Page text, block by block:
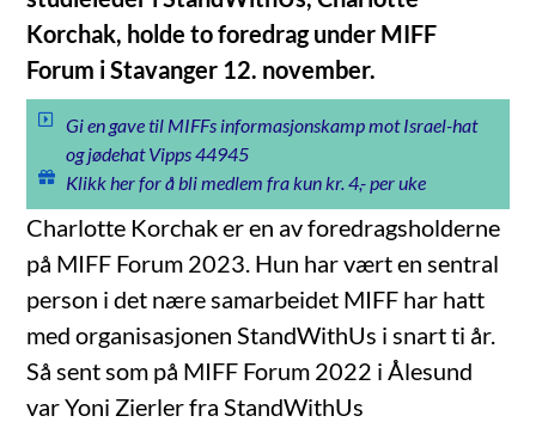
Korchak, holde to foredrag under MIFF
Forum i Stavanger 12. november.
Gi en gave til MIFFs informasjonskamp mot Israel-hat
og jødehat Vipps 44945
Klikk her for å bli medlem fra kun kr. 4,- per uke
Charlotte Korchak er en av foredragsholderne
på MIFF Forum 2023. Hun har vært en sentral
person i det nære samarbeidet MIFF har hatt
med organisasjonen StandWithUs i snart ti år.
Så sent som på MIFF Forum 2022 i Ålesund
var Yoni Zierler fra StandWithUs